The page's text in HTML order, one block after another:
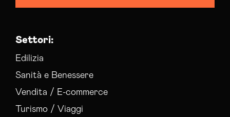
Settori:
Edilizia
Sanità e Benessere
Vendita / E-commerce
Turismo / Viaggi